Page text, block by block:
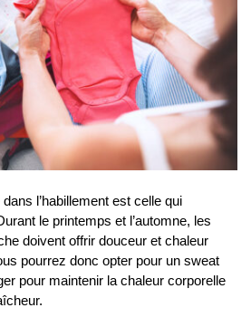
l’habillement est celle qui
le printemps et l’automne, les
doivent offrir douceur et chaleur
pourrez donc opter pour un sweat
pour maintenir la chaleur corporelle